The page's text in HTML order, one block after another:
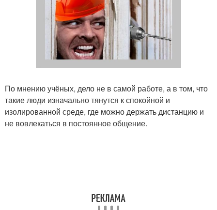
По мнению учёных, дело не в самой работе, а в том, что
такие люди изначально тянутся к спокойной и
изолированной среде, где можно держать дистанцию и
не вовлекаться в постоянное общение.